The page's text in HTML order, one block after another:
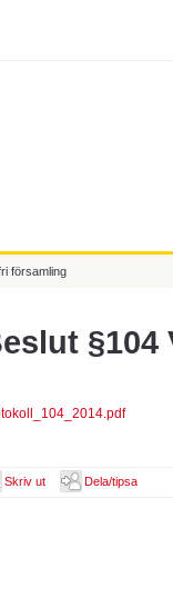
Skriv ut Dela/tipsa
församling